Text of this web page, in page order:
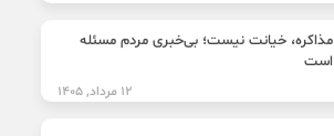
مذاکره، خیانت نیست؛ بی‌خبری مردم مسئله
است
12 مرداد, 1405